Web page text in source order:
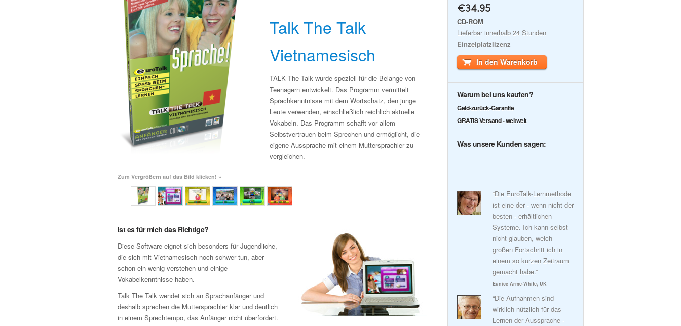
Talk The Talk
Vietnamesisch
TALK The Talk wurde speziell für die Belange von
Teenagern entwickelt. Das Programm vermittelt
Sprachkenntnisse mit dem Wortschatz, den junge
Leute verwenden, einschließlich reichlich aktuelle
Vokabeln. Das Programm schafft vor allem
Selbstvertrauen beim Sprechen und ermöglicht, die
eigene Aussprache mit einem Muttersprachler zu
vergleichen.
Zum Vergrößern auf das Bild klicken! »
Ist es für mich das Richtige?
Diese Software eignet sich besonders für Jugendliche,
die sich mit Vietnamesisch noch schwer tun, aber
schon ein wenig verstehen und einige
Vokabelkenntnisse haben.
Talk The Talk wendet sich an Sprachanfänger und
deshalb sprechen die Muttersprachler klar und deutlich
in einem Sprechtempo, das Anfänger nicht überfordert.
€34.95
CD-ROM
Lieferbar innerhalb 24 Stunden
Einzelplatzlizenz
In den Warenkorb
Warum bei uns kaufen?
Geld-zurück-Garantie
GRATIS Versand - weltweit
Was unsere Kunden sagen:
“Die EuroTalk-Lernmethode
ist eine der - wenn nicht der
besten - erhältlichen
Systeme. Ich kann selbst
nicht glauben, welch
großen Fortschritt ich in
einem so kurzen Zeitraum
gemacht habe.”
Eunice Arme-White, UK
“Die Aufnahmen sind
wirklich nützlich für das
Lernen der Aussprache -